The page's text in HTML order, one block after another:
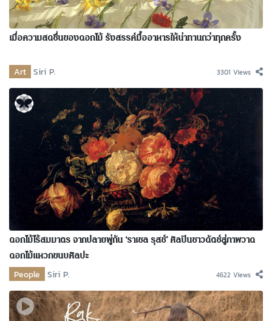
เมื่อความสดชื่นของดอกไม้ รังสรรค์มื้ออาหารให้น่าทานกว่าทุกครั้ง
Art Siri P. 3301 Views
ดอกไม้ไร้สมมาตร จากปลายพู่กัน ‘ราเชล รุสช์’ ศิลปินชาวดัตช์สู่ภาพวาด
ดอกไม้แหวกขนบศิลปะ
People Siri P. 4622 Views